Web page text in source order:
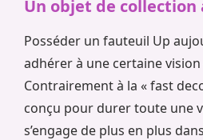
Un objet de
Posséder un fauteuil Up
adhérer à une certaine
Contrairement à la « fast
conçu pour durer toute une
s’engage de plus en plus